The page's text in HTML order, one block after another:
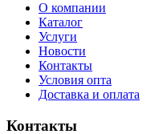
О компании
Каталог
Услуги
Новости
Контакты
Условия опта
Доставка и оплата
Контакты